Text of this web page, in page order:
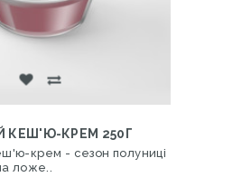
КЕШ'Ю-КРЕМ 250Г
крем - сезон полуниці
ложе..